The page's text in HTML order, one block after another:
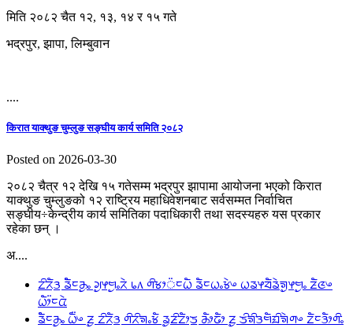
मिति २०८२ चैत १२, १३, १४ र १५ गते
भद्रपुर, झापा, लिम्बुवान
....
किरात याक्थुङ चुम्लुङ सङ्घीय कार्य समिति २०८२
Posted on 2026-03-30
२०८२ चैत्र १२ देखि १५ गतेसम्म भद्रपुर झापामा आयोजना भएको किरात
याक्थुङ चुम्लुङको १२ राष्ट्रिय महाधिवेशनबाट सर्वसम्मत निर्वाचित
सङ्घीय÷केन्द्रीय कार्य समितिका पदाधिकारी तथा सदस्यहरु यस प्रकार
रहेका छन् ।
अ....
ᤁᤡᤖᤠᤋ᤻ ᤕᤠᤠᤰᤌᤢᤱ ᤆᤢᤶᤗᤢᤱᤖᤧ ᥇᥈ ᤛᤡᤃᤣ᤺ᤰᤐᤠ ᤕᤠᤰᤐᤱᤃᤧᤴ ᤐᤕᤶᤔᤠᤕᤧᤈᤢᤶᤗᤢᤱ ᤏᤠᤜᤴ
ᤐᤥ᤺ᤰᤂᤧ
ᤕᤠᤠᤰᤌᤢᤱ ᤐᤠ᤺ᤴ ᤏᤢ ᤁᤡᤖᤠᤋ᤻ ᤛᤡᤖᤡᤈᤱᤃᤠ ᤕᤢᤏᤡᤁᤥᤍ᤻ ᤌᤥᤒᤥ ᤏᤢ ᤍᤡᤈᤡᤋᤗᤠᤀᤡᤈᤧᤛᤴ ᤁᤠᤰᤋᤥᤛᤡᤱ